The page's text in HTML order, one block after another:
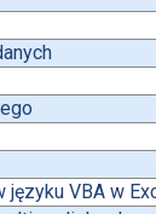
języku VBA w